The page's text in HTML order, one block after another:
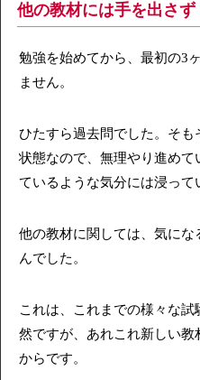
他の教材には手を出さず
勉強を始めてから、最初の3
ません。
ひたすら過去問でした。そ
状態なので、無理やり進め
ているような気分には浸って
他の教材に関しては、気に
んでした。
これは、これまでの様々な
然ですが、あれこれ新しい
からです。